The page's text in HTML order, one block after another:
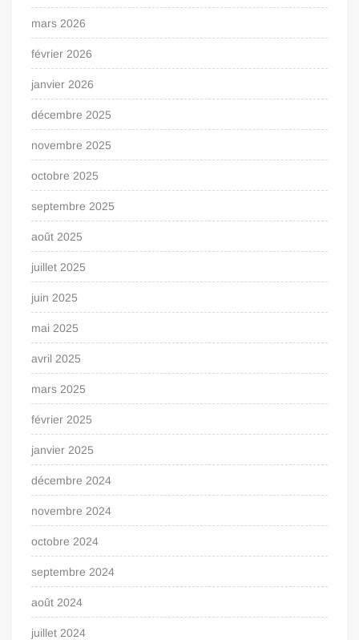
mars 2026
février 2026
janvier 2026
décembre 2025
novembre 2025
octobre 2025
septembre 2025
août 2025
juillet 2025
juin 2025
mai 2025
avril 2025
mars 2025
février 2025
janvier 2025
décembre 2024
novembre 2024
octobre 2024
septembre 2024
août 2024
juillet 2024